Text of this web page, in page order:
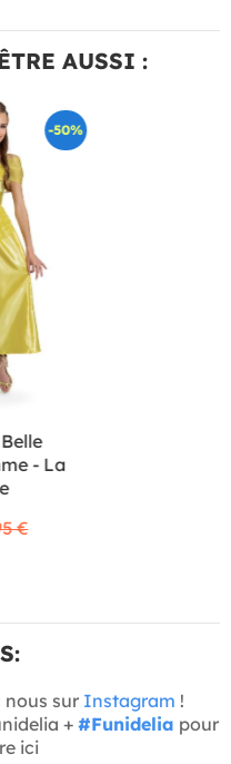
AUSSI :
-50%
- La
€
nous sur Instagram !
+ #Funidelia pour
ici